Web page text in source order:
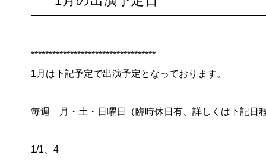
***********************************
1月は下記予定で出演予定となっております。
毎週 月・土・日曜日（臨時休日有、詳しくは下記日
1/1、4